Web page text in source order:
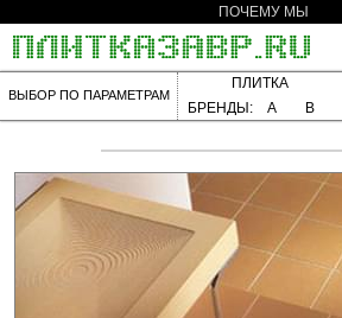
ПОЧЕМУ МЫ
ВЫБОР ПО ПАРАМЕТРАМ
ПЛИТКА
БРЕНДЫ:
A B